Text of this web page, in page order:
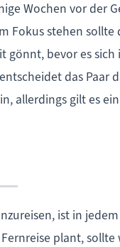
Wochen vor der
Fokus stehen sollte
gönnt, bevor es sich
das Paar
allerdings gilt es
ist in
plant,